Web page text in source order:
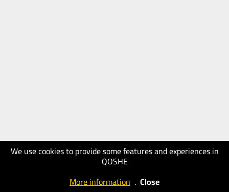
We use cookies to provide some features and experiences in
QOSHE
More information . Close